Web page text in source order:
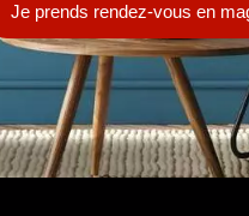
Je prends rendez-vous en